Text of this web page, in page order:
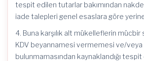
tespit edilen tutarlar bakımından
iade talepleri genel esaslara göre
4. Buna karşılık alt mükelleflerin
KDV beyannamesi vermemesi ve/veya
bulunmamasından kaynaklandığı